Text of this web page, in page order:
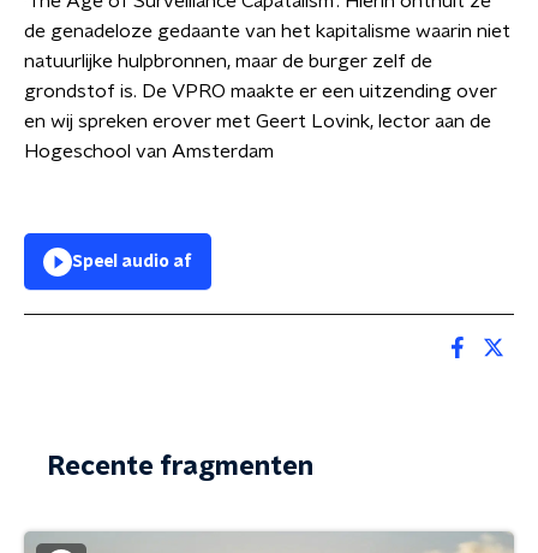
de genadeloze gedaante van het kapitalisme waarin niet
natuurlijke hulpbronnen, maar de burger zelf de
grondstof is. De VPRO maakte er een uitzending over
en wij spreken erover met Geert Lovink, lector aan de
Hogeschool van Amsterdam
Speel audio af
Recente fragmenten